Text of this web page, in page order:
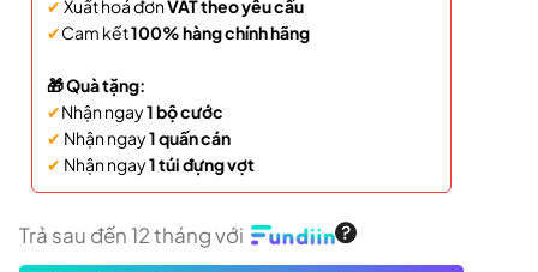
✔ Xuất hoá đơnVAT theo yêu cầu
✔Cam kết100% hàng chính hãng
🎁 Quà tặng:
✔Nhận ngay1 bộ cước
✔ Nhận ngay1 quấn cán
✔ Nhận ngay1 túi đựng vợt
Trả sau đến 12 tháng với